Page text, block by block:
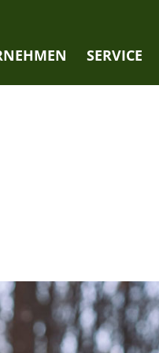
SERVICE